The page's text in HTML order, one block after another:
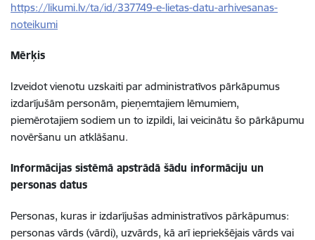
https://likumi.lv/ta/id/337749-e-lietas-datu-arhivesanas-
noteikumi
Mērķis
Izveidot vienotu uzskaiti par administratīvos pārkāpumus
izdarījušām personām, pieņemtajiem lēmumiem,
piemērotajiem sodiem un to izpildi, lai veicinātu šo pārkāpumu
novēršanu un atklāšanu.
Informācijas sistēmā apstrādā šādu informāciju un
personas datus
Personas, kuras ir izdarījušas administratīvos pārkāpumus:
personas vārds (vārdi), uzvārds, kā arī iepriekšējais vārds vai